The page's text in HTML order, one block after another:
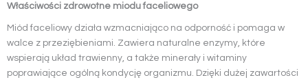
Właściwości zdrowotne miodu faceliowego
Miód faceliowy działa wzmacniająco na odporność i pomaga w
walce z przeziębieniami. Zawiera naturalne enzymy, które
wspierają układ trawienny, a także minerały i witaminy
poprawiające ogólną kondycję organizmu. Dzięki dużej zawartości